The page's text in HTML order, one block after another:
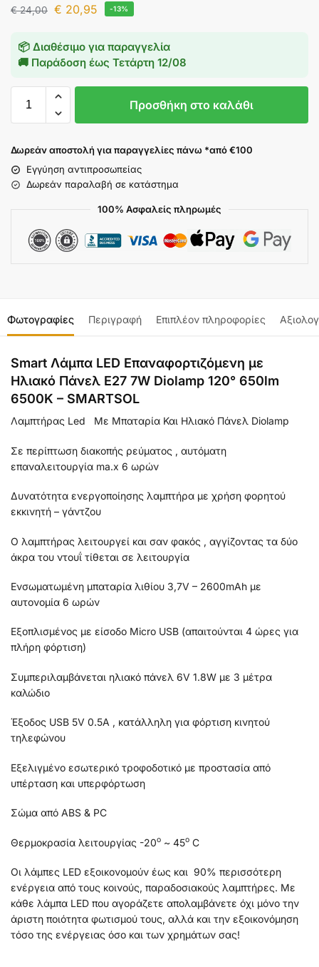
€24,00 € 20,95 -13%
📦 Διαθέσιμο για παραγγελία
🚚 Παράδοση έως Τετάρτη 12/08
Προσθήκη στο καλάθι
Δωρεάν αποστολή για παραγγελίες πάνω *από €100
Εγγύηση αντιπροσωπείας
Δωρεάν παραλαβή σε κατάστημα
100% Ασφαλείς πληρωμές
Φωτογραφίες Περιγραφή Επιπλέον πληροφορίες
Smart Λάμπα LED Επαναφορτιζόμενη με
Ηλιακό Πάνελ E27 7W Diolamp 120° 650lm
6500K – SMARTSOL
Λαμπτήρας Led Με Μπαταρία Και Ηλιακό Πάνελ Diolamp
Σε περίπτωση διακοπής ρεύματος , αυτόματη
επαναλειτουργία ma.x 6 ωρών
Δυνατότητα ενεργοποίησης λαμπτήρα με χρήση φορητού
εκκινητή – γάντζου
Ο λαμπτήρας λειτουργεί και σαν φακός , αγγίζοντας τα δύο
άκρα του ντουΐ τίθεται σε λειτουργία
Ενσωματωμένη μπαταρία λιθίου 3,7V – 2600mAh με
αυτονομία 6 ωρών
Εξοπλισμένος με είσοδο Micro USB (απαιτούνται 4 ώρες για
πλήρη φόρτιση)
Συμπεριλαμβάνεται ηλιακό πάνελ 6V 1.8W με 3 μέτρα
καλώδιο
Έξοδος USB 5V 0.5A , κατάλληλη για φόρτιση κινητού
τηλεφώνου
Εξελιγμένο εσωτερικό τροφοδοτικό με προστασία από
υπέρταση και υπερφόρτωση
Σώμα από ABS & PC
Θερμοκρασία λειτουργίας -20ο ~ 45ο C
Οι λάμπες LED εξοικονομούν έως και 90% περισσότερη
ενέργεια από τους κοινούς, παραδοσιακούς λαμπτήρες. Με
κάθε λάμπα LED που αγοράζετε απολαμβάνετε όχι μόνο την
άριστη ποιότητα φωτισμού τους, αλλά και την εξοικονόμηση
τόσο της ενέργειας όσο και των χρημάτων σας!